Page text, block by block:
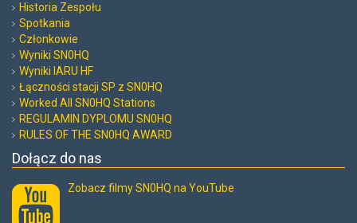
Historia Zespołu
Spotkania
Członkowie
Wyniki SN0HQ
Wyniki IARU HF
Łączności stacji SP z SN0HQ
Worked All SN0HQ Stations
REGULAMIN DYPLOMU SN0HQ
RULES OF THE SN0HQ AWARD
Dołącz do nas
Zobacz filmy SN0HQ na YouTube